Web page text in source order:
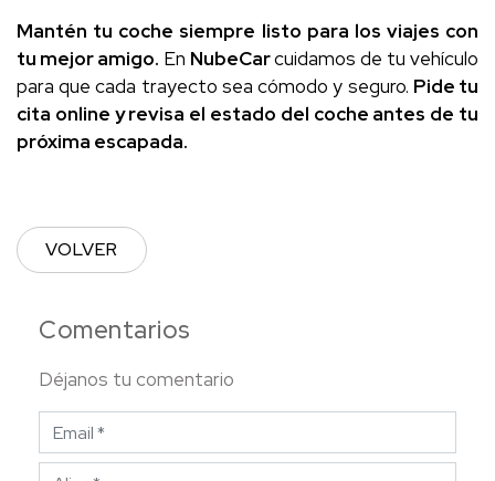
Comentarios
Déjanos tu comentario
Mantén tu coche siempre listo para los viajes con
tu mejor amigo. En NubeCarcuidamos de tu vehículo
para que cada trayecto sea cómodo y seguro. Pide tu
cita online y revisa el estado del coche antes de tu
próxima escapada.
VOLVER